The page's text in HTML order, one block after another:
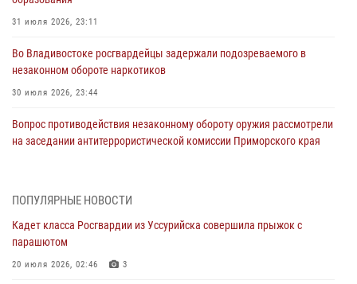
31 июля 2026, 23:11
Во Владивостоке росгвардейцы задержали подозреваемого в
незаконном обороте наркотиков
30 июля 2026, 23:44
Вопрос противодействия незаконному обороту оружия рассмотрели
на заседании антитеррористической комиссии Приморского края
Во Владивостоке во дворе жилого дома сотрудники
В День Крещения Руси в Князь-Владимирском храме – Главном
ПОПУЛЯРНЫЕ НОВОСТИ
Кадет класса Росгвардии из Уссурийска совершила прыжок с
парашютом
20 июля 2026, 02:46 3